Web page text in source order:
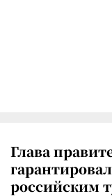
Глава
российским